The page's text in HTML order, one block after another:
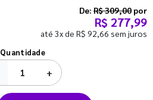
De: R$ 309,00 por
R$ 277,99
até 3x de R$ 92,66 sem juros
Quantidade
+